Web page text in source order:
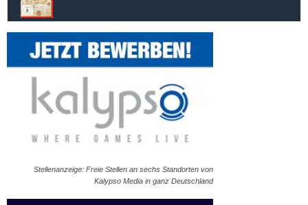
Stellenanzeige: Freie Stellen an sechs Standorten von
Kalypso Media in ganz Deutschland